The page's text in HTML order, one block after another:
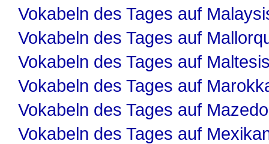
Vokabeln des Tages auf
Vokabeln des Tages auf
Vokabeln des Tages auf
Vokabeln des Tages auf
Vokabeln des Tages auf
Vokabeln des Tages auf